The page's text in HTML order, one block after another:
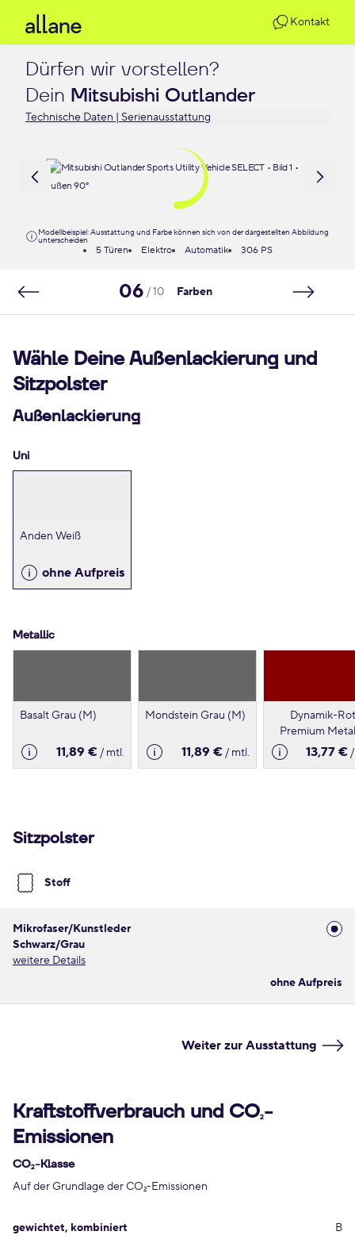
Kontakt
Dürfen wir vorstellen?
Dein Mitsubishi Outlander
Technische Daten | Serienausstattung
Modellbeispiel: Ausstattung und Farbe können sich von der dargestellten Abbildung
unterscheiden
5 Türen Elektro Automatik 306 PS
06 / 10 Farben
Wähle Deine Außenlackierung und
Sitzpolster
Außenlackierung
Uni
Anden Weiß
ohne Aufpreis
Metallic
Basalt Grau (M)
11,89 €/ mtl.
Mondstein Grau (M)
11,89 €/ mtl.
Dynamik-Rot
Premium
13,77 €
Sitzpolster
Stoff
Mikrofaser/Kunstleder
Schwarz/Grau
weitere Details
ohne Aufpreis
Weiter zur Ausstattung
Kraftstoffverbrauch und CO2-
Emissionen
CO2-Klasse
Auf der Grundlage der CO2-Emissionen
gewichtet, kombiniert B